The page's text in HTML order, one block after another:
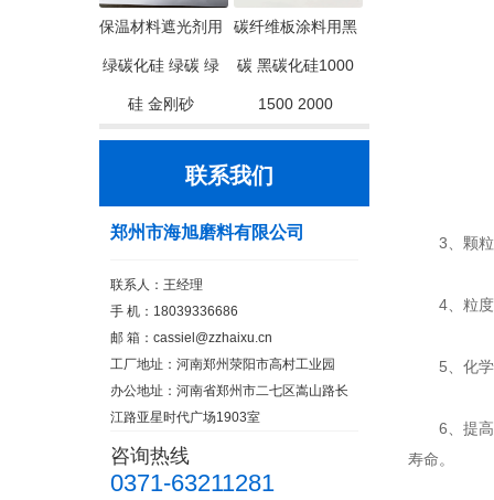
保温材料遮光剂用
绿碳化硅 绿碳 绿
硅 金刚砂
碳纤维板涂料用黑
碳 黑碳化硅1000
1500 2000
联系我们
郑州市海旭磨料有限公司
联系人：王经理
手 机：18039336686
邮 箱：cassiel@zzhaixu.cn
工厂地址：河南郑州荥阳市高村工业园
办公地址：河南省郑州市二七区嵩山路长
江路亚星时代广场1903室
咨询热线
0371-63211281
3、颗粒形
4、粒度多
5、化学
6、提高涂
寿命。